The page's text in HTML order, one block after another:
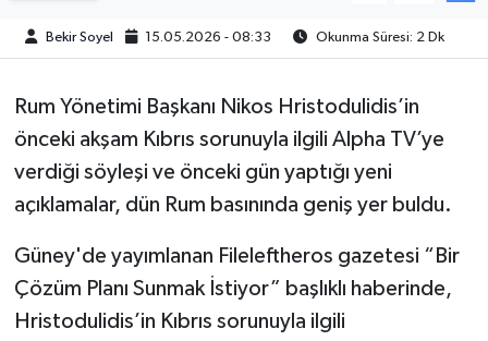
Bekir Soyel 15.05.2026 - 08:33 Okunma Süresi: 2 Dk
Rum Yönetimi Başkanı Nikos Hristodulidis’in
önceki akşam Kıbrıs sorunuyla ilgili Alpha TV’ye
verdiği söyleşi ve önceki gün yaptığı yeni
açıklamalar, dün Rum basınında geniş yer buldu.
Güney'de yayımlanan Fileleftheros gazetesi “Bir
Çözüm Planı Sunmak İstiyor” başlıklı haberinde,
Hristodulidis’in Kıbrıs sorunuyla ilgili